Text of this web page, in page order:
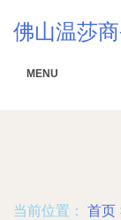
佛山温莎
MENU
当前位置： 首页